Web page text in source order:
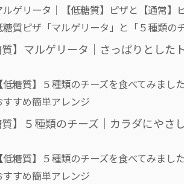
ルゲリータ｜【低糖質】ピザと【通常】
糖質ピザ「マルゲリータ」と「５種類の
質】マルゲリータ｜さっぱりとし
【低糖質】５種類のチーズを食べてみました
すすめ簡単アレンジ
質】５種類のチーズ｜カラダにや
【低糖質】５種類のチーズを食べてみました
すすめ簡単アレンジ